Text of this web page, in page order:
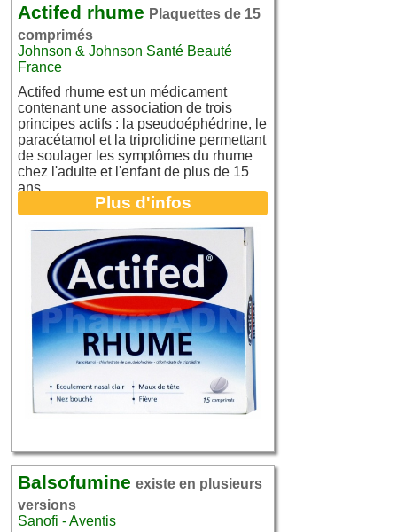
Actifed rhume Plaquettes de 15
comprimés
Johnson & Johnson Santé Beauté
France
Actifed rhume est un médicament
contenant une association de trois
principes actifs : la pseudoéphédrine, le
paracétamol et la triprolidine permettant
de soulager les symptômes du rhume
chez l'adulte et l'enfant de plus de 15
ans.
Plus d'infos
Balsofumine existe en plusieurs
versions
Sanofi - Aventis